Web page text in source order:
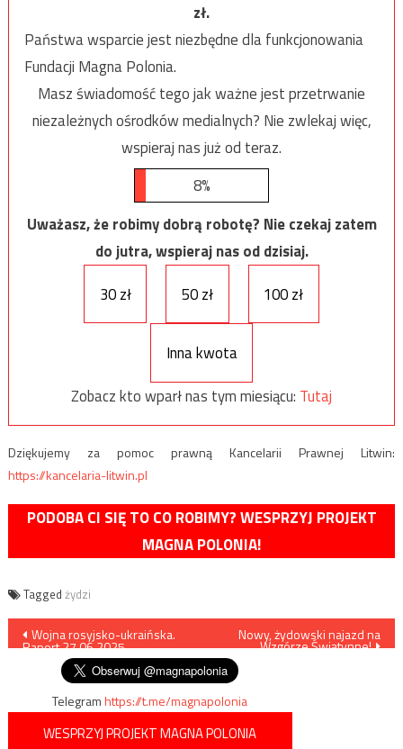
zł.
Państwa wsparcie jest niezbędne dla funkcjonowania
Fundacji Magna Polonia.
Masz świadomość tego jak ważne jest przetrwanie
niezależnych ośrodków medialnych? Nie zwlekaj więc,
wspieraj nas już od teraz.
8%
Uważasz, że robimy dobrą robotę? Nie czekaj zatem
do jutra, wspieraj nas od dzisiaj.
30 zł
50 zł 100 zł
Inna kwota
Zobacz kto wparł nas tym miesiącu: Tutaj
Dziękujemy za pomoc prawną Kancelarii Prawnej Litwin:
https://kancelaria-litwin.pl
PODOBA CI SIĘ TO CO ROBIMY? WESPRZYJ PROJEKT
MAGNA POLONIA!
Tagged żydzi
Nawigacja
wpisu
Wojna rosyjsko-ukraińska.
Raport 27.06.2025
Nowy, żydowski najazd na
Wzgórze Świątynne!
Telegramhttps://t.me/magnapolonia
WESPRZYJ PROJEKT MAGNA POLONIA